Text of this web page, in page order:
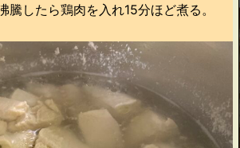
したら鶏肉を入れ15分ほど煮る。